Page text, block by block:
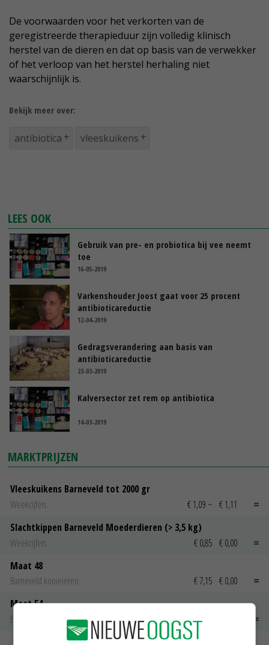
De voorwaarden voor het verkorten van de
geregistreerde therapieduur zijn volledig klinisch
herstel van de dieren en dat op basis van de verwekker
of het verloop van het herstel herhaling niet
waarschijnlijk is.
Bekijk meer over:
antibiotica vleeskuikens
LEES OOK
Gebruik van pre- en probiotica bij vee neemt
toe
16-05-2019
Varkenshouder Joost gaat voor 25 procent
antibioticareductie
12-04-2019
Gedragsverandering aan basis van
antibioticareductie
23-03-2019
Kalversector zet rem op antibiotica
14-03-2019
MARKTPRIJZEN
Vleeskuikens Barneveld tot 2000 gr
Weekcijfers
€ 1,09 ~ € 1,11
Slachtkippen Barneveld Moederdieren (> 3,5 kg)
Weekcijfers
€ 0,85 € 0,00
Maat 48
Barneveld kooieieren
€ 7,15 € 0,00
Maat 54
Barneveld kooieieren
€ 9,10